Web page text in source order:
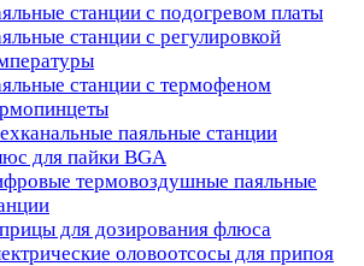
станции с подогревом платы
станции с регулировкой
станции с термофеном
паяльные станции
для пайки BGA
термовоздушные паяльные
для дозирования флюса
оловоотсосы для припоя